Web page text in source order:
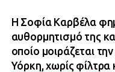
Η Σοφία Καρβέλα
αυθορμητισμό της
οποίο μοιράζεται
Υόρκη, χωρίς φίλτρα